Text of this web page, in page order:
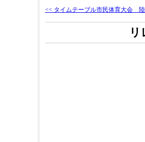
<< タイムテーブル市民体育大会